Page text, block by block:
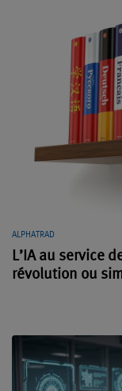
ALPHATRAD
L’IA au service
révolution ou